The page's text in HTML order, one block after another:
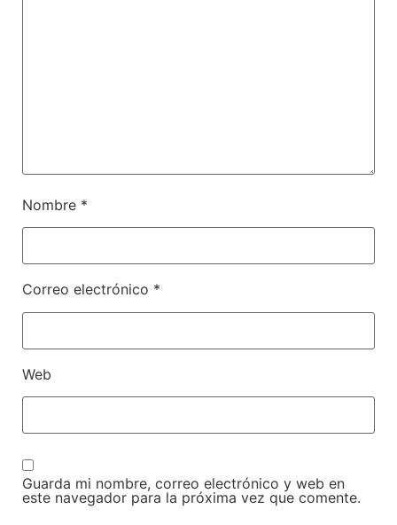
Nombre *
Correo electrónico *
Web
Guarda mi nombre, correo electrónico y web en
este navegador para la próxima vez que comente.